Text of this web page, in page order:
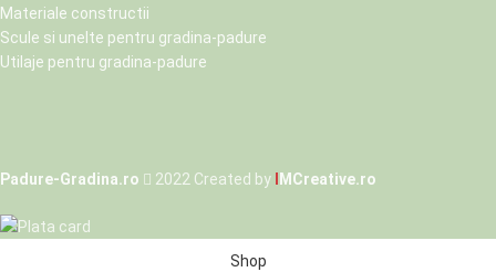
Materiale constructii
Scule si unelte pentru gradina-padure
Utilaje pentru gradina-padure
Padure-Gradina.ro 2022 Created by MCreative.ro
Shop